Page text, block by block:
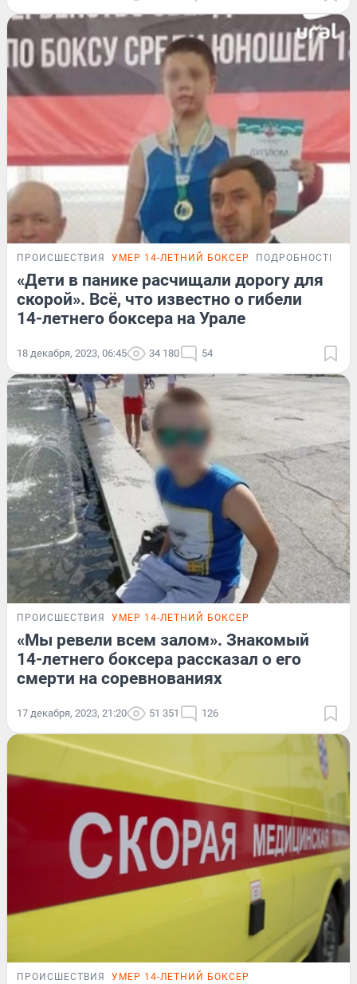
ПРОИСШЕСТВИЯ УМЕР 14-ЛЕТНИЙ БОКСЕР ПОДРОБНОСТИ
«Дети в панике расчищали дорогу для
скорой». Всё, что известно о гибели
14-летнего боксера на Урале
18 декабря, 2023, 06:45 34 180 54
ПРОИСШЕСТВИЯ УМЕР 14-ЛЕТНИЙ БОКСЕР
«Мы ревели всем залом». Знакомый
14-летнего боксера рассказал о его
смерти на соревнованиях
17 декабря, 2023, 21:20 51 351 126
ПРОИСШЕСТВИЯ УМЕР 14-ЛЕТНИЙ БОКСЕР